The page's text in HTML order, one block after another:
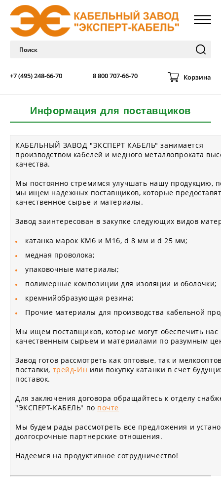
+7 (495) 248-66-70 8 800 707-66-70 Корзина
Информация для поставщиков
КАБЕЛЬНЫЙ ЗАВОД "ЭКСПЕРТ КАБЕЛЬ" занимается
производством кабелей и медного металлопроката
качества.
Мы постоянно стремимся улучшать нашу продукцию,
мы ищем надежных поставщиков, которые
качественное сырье и материалы.
Завод заинтересован в закупке следующих видов
катанка марок КМб и М1б, d 8 мм и d 25 мм;
медная проволока;
упаковочные материалы;
полимерные композиции для изоляции и оболочки;
кремнийобразующая резина;
Прочие материалы для производства кабельной
Мы ищем поставщиков, которые могут обеспечить нас
качественным сырьем и материалами по разумным
Завод готов рассмотреть как оптовые, так и
поставки, трейд-Ин или покупку катанки в счет
поставок.
Для заключения договора обращайтесь к отделу
"ЭКСПЕРТ-КАБЕЛЬ" по почте
Мы будем рады рассмотреть все предложения и
долгосрочные партнерские отношения.
Надеемся на продуктивное сотрудничество!